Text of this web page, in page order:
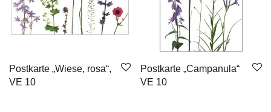
Postkarte „Wiese, rosa“,
VE 10
Postkarte „Campanula“
VE 10